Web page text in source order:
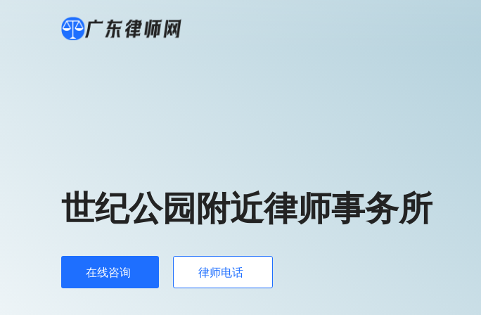
世纪公园附近律师事务所
在线咨询 律师电话